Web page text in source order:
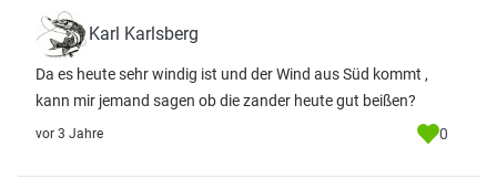
Karl Karlsberg
Da es heute sehr windig ist und der Wind aus Süd kommt ,
kann mir jemand sagen ob die zander heute gut beißen?
vor 3 Jahre 0